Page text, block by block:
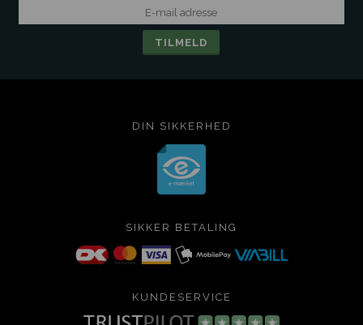
DIN SIKKERHED
SIKKER BETALING
KUNDESERVICE